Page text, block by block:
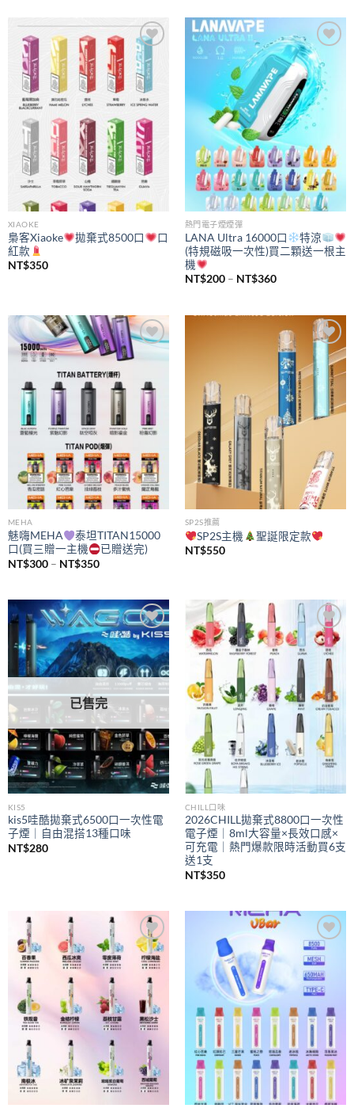
Add to
wishlist
XIAOKE
梟客Xiaoke 拋棄式8500口
口
紅款
NT$350
Add to
wishlist
熱門電子煙煙彈
LANA Ultra 16000口
特涼
(特規磁吸一次性)買二顆送一根主
機
NT$200 – NT$360價
NT$200
到
NT$360
Add to
MEHA
魅嗨MEHA
泰坦TITAN15000
口(買三贈一主機
已贈送完)
NT$300 – NT$350價
NT$300
到
NT$350
Add to
wishlist
SP2S推薦
SP2S主機
聖誕限定款
NT$550
Add to
wishlist
已售完
KIS5
kis5哇酷拋棄式6500口一次性電
子煙｜自由混搭13種口味
NT$280
Add to
wishlist
CHILL口味
2026CHILL拋棄式8800口一次性
電子煙｜8ml大容量×長效口感×
可充電｜熱門爆款限時活動買6支
送1支
NT$350
Add to
wishlist
Add to
wishlist